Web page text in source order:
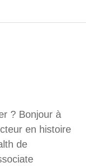
? Bonjour à
en histoire
de